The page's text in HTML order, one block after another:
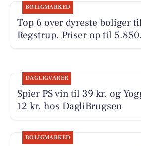
BOLIGMARKED
Top 6 over dyreste boliger
Regstrup. Priser op til
DAGLIGVARER
Spier PS vin til 39 kr. og
12 kr. hos DagliBrugsen
BOLIGMARKED